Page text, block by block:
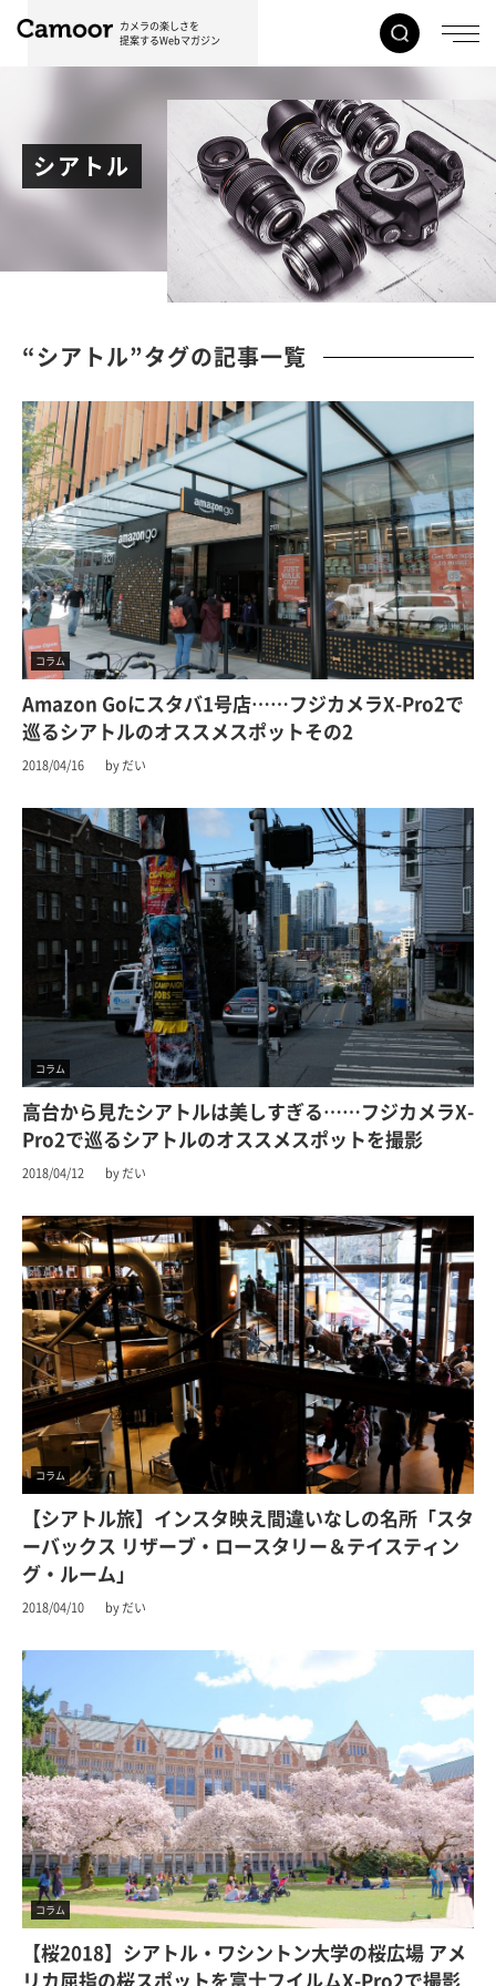
カメラの楽しさを
提案するWebマガジン
シアトル
“シアトル”タグの記事一覧
コラム
Amazon Goにスタバ1号店……フジカメラX-Pro2で
巡るシアトルのオススメスポットその2
2018/04/16 by だい
コラム
高台から見たシアトルは美しすぎる……フジカメラX-
Pro2で巡るシアトルのオススメスポットを撮影
2018/04/12 by だい
コラム
【シアトル旅】インスタ映え間違いなしの名所「スタ
ーバックス リザーブ・ロースタリー＆テイスティン
グ・ルーム」
2018/04/10 by だい
コラム
【桜2018】シアトル・ワシントン大学の桜広場 アメ
リカ屈指の桜スポットを富士フイルムX-Pro2で撮影